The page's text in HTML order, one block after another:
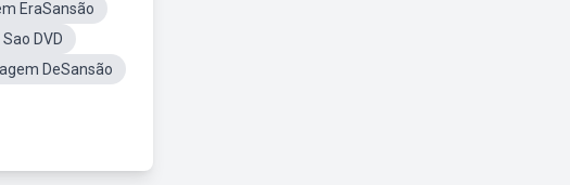
EraSansão
DVD
DeSansão